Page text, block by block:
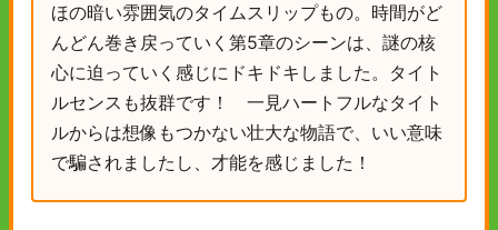
ほの暗い雰囲気のタイムスリップもの。時間がど
んどん巻き戻っていく第5章のシーンは、謎の核
心に迫っていく感じにドキドキしました。タイト
ルセンスも抜群です！ 一見ハートフルなタイト
ルからは想像もつかない壮大な物語で、いい意味
で騙されましたし、才能を感じました！